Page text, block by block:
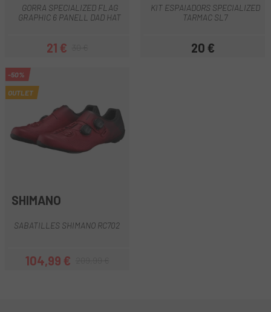
GORRA SPECIALIZED FLAG
GRAPHIC 6 PANELL DAD HAT
Preu
21 €Preu regular
KIT ESPAIADORS SPECIALIZED
TARMAC SL7
Preu
20 €
-50%
OUTLET
SHIMANO
SABATILLES SHIMANO RC702
Preu
104,99 €Preu regular